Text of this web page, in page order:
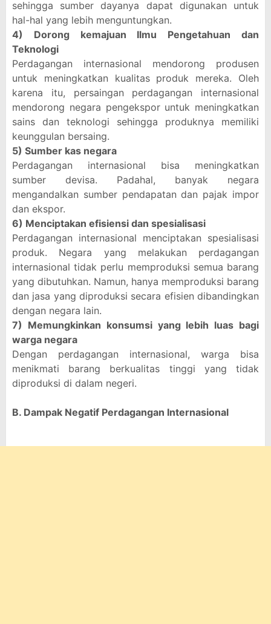
sehingga sumber dayanya dapat digunakan untuk
hal-hal yang lebih menguntungkan.
4) Dorong kemajuan Ilmu Pengetahuan dan
Teknologi
Perdagangan internasional mendorong produsen
untuk meningkatkan kualitas produk mereka. Oleh
karena itu, persaingan perdagangan internasional
mendorong negara pengekspor untuk meningkatkan
sains dan teknologi sehingga produknya memiliki
keunggulan bersaing.
5) Sumber kas negara
Perdagangan internasional bisa meningkatkan
sumber devisa. Padahal, banyak negara
mengandalkan sumber pendapatan dan pajak impor
dan ekspor.
6) Menciptakan efisiensi dan spesialisasi
Perdagangan internasional menciptakan spesialisasi
produk. Negara yang melakukan perdagangan
internasional tidak perlu memproduksi semua barang
yang dibutuhkan. Namun, hanya memproduksi barang
dan jasa yang diproduksi secara efisien dibandingkan
dengan negara lain.
7) Memungkinkan konsumsi yang lebih luas bagi
warga negara
Dengan perdagangan internasional, warga bisa
menikmati barang berkualitas tinggi yang tidak
diproduksi di dalam negeri.
B. Dampak Negatif Perdagangan Internasional